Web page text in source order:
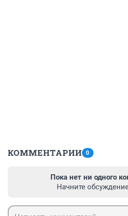
КОММЕНТАРИИ 0
Пока нет ни одного
Начните